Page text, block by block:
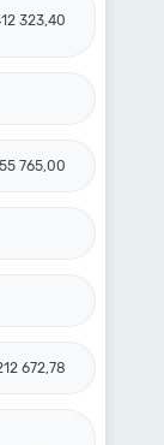
323,40
55 765,00
672,78